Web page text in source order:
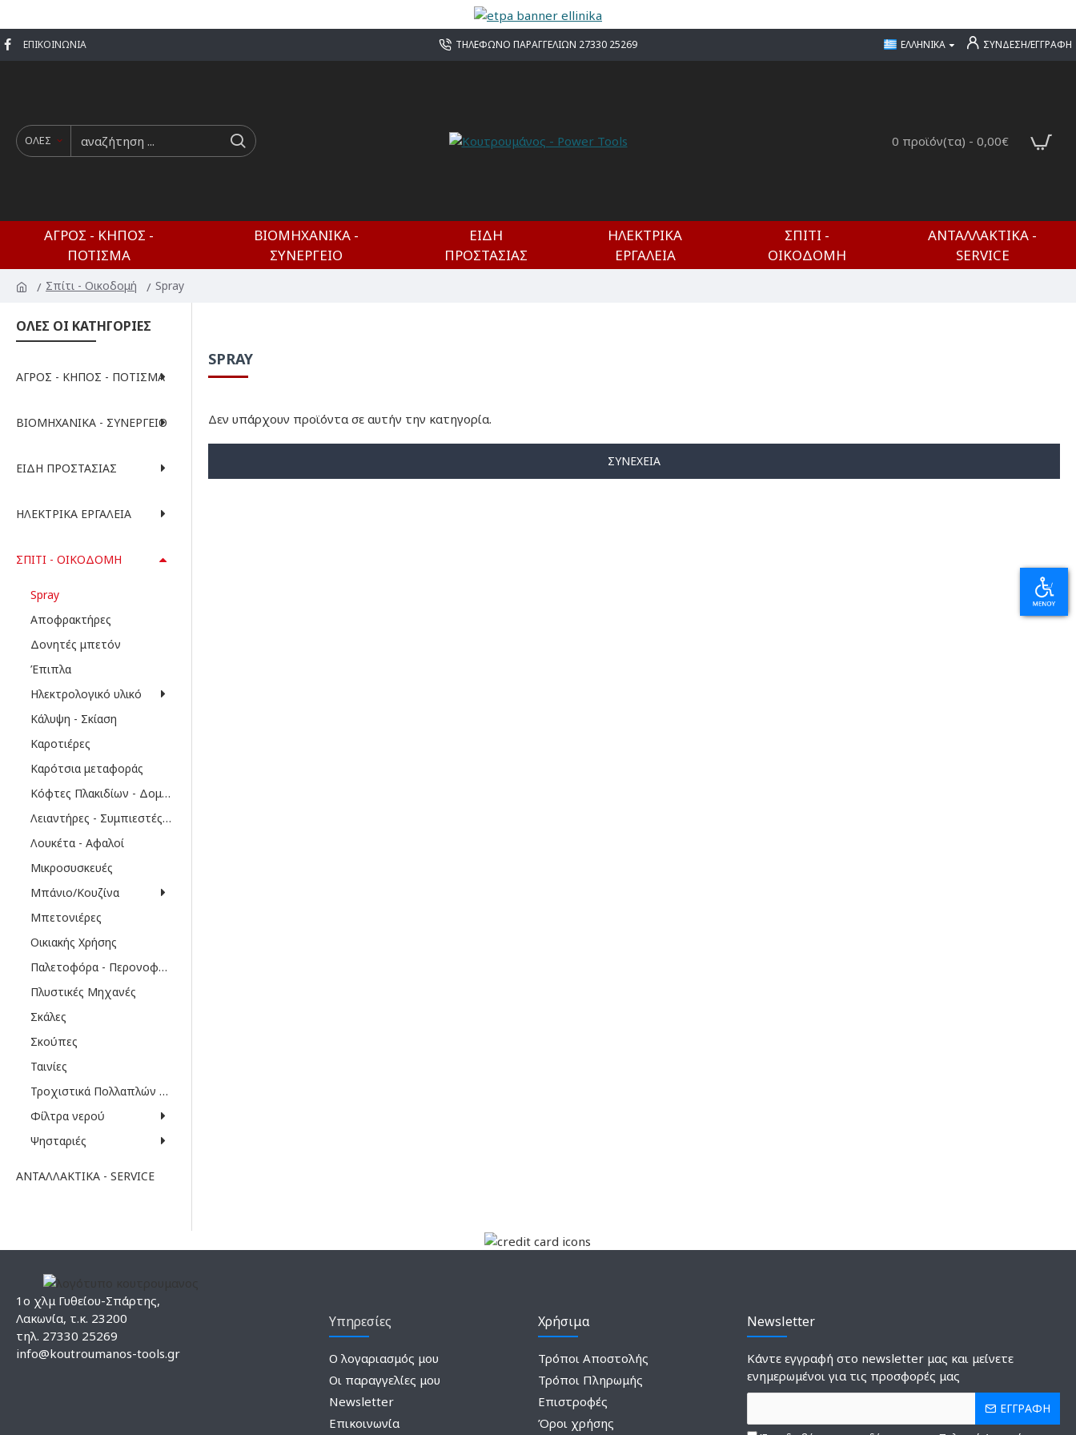
ΕΠΙΚΟΙΝΩΝΊΑ ΤΗΛΕΦΩΝΟ ΠΑΡΑΓΓΕΛΙΩΝ 27330 25269 ΕΛΛΗΝΙΚΆ ΣΎΝΔΕΣΗ/ΕΓΓΡΑΦΉ
ΟΛΕΣ 0 προϊόν(τα) - 0,00€
ΑΓΡΌΣ - ΚΉΠΟΣ -
ΠΌΤΙΣΜΑ
ΒΙΟΜΗΧΑΝΙΚΆ -
ΣΥΝΕΡΓΕΊΟ
ΕΊΔΗ
ΠΡΟΣΤΑΣΊΑΣ
ΗΛΕΚΤΡΙΚΆ
ΕΡΓΑΛΕΊΑ
ΣΠΊΤΙ -
ΟΙΚΟΔΟΜΉ
ΑΝΤΑΛΛΑΚΤΙΚΆ -
SERVICE
Σπίτι - Οικοδομή Spray
ΟΛΕΣ ΟΙ ΚΑΤΗΓΟΡΙΕΣ
ΑΓΡΌΣ - ΚΉΠΟΣ - ΠΌΤΙΣΜΑ
ΒΙΟΜΗΧΑΝΙΚΆ - ΣΥΝΕΡΓΕΊΟ
ΕΊΔΗ ΠΡΟΣΤΑΣΊΑΣ
ΗΛΕΚΤΡΙΚΆ ΕΡΓΑΛΕΊΑ
ΣΠΊΤΙ - ΟΙΚΟΔΟΜΉ
Spray
Αποφρακτήρες
Δονητές μπετόν
Έπιπλα
Ηλεκτρολογικό υλικό
Κάλυψη - Σκίαση
Καροτιέρες
Καρότσια μεταφοράς
Κόφτες Πλακιδίων - Δομικών υλικών
Λειαντήρες - Συμπιεστές δαπέδων
Λουκέτα - Αφαλοί
Μικροσυσκευές
Μπάνιο/Κουζίνα
Μπετονιέρες
Οικιακής Χρήσης
Παλετοφόρα - Περονοφόρα
Πλυστικές Μηχανές
Σκάλες
Σκούπες
Ταινίες
Τροχιστικά Πολλαπλών Χρήσεων
Φίλτρα νερού
Ψησταριές
ΑΝΤΑΛΛΑΚΤΙΚΆ - SERVICE
SPRAY
Δεν υπάρχουν προϊόντα σε αυτήν την κατηγορία.
ΣΥΝΈΧΕΙΑ
1ο χλμ Γυθείου-Σπάρτης,
Λακωνία, τ.κ. 23200
τηλ. 27330 25269
info@koutroumanos-tools.gr
Υπηρεσίες
Ο λογαριασμός μου
Οι παραγγελίες μου
Newsletter
Επικοινωνία
Χρήσιμα
Τρόποι Αποστολής
Τρόποι Πληρωμής
Επιστροφές
Όροι χρήσης
Newsletter
Κάντε εγγραφή στο newsletter μας και μείνετε
ενημερωμένοι για τις προσφορές μας
ΕΓΓΡΑΦΗ